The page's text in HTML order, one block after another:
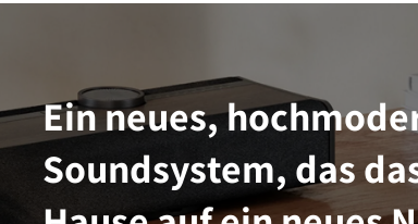
Ein neues,
Soundsystem, das